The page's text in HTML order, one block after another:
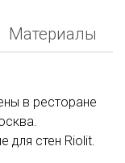
Материалы
в ресторане
для стен Riolit.